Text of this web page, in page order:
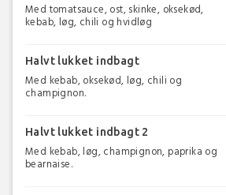
Med tomatsauce, ost, skinke, oksekød,
kebab, løg, chili og hvidløg
Halvt lukket indbagt
Med kebab, oksekød, løg, chili og
champignon.
Halvt lukket indbagt 2
Med kebab, løg, champignon, paprika og
bearnaise.